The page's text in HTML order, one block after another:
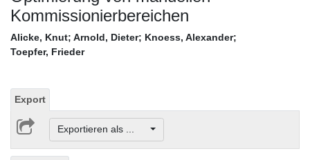
Kommissionierbereichen
Alicke, Knut; Arnold, Dieter; Knoess, Alexander;
Toepfer, Frieder
Export
Exportieren als ...